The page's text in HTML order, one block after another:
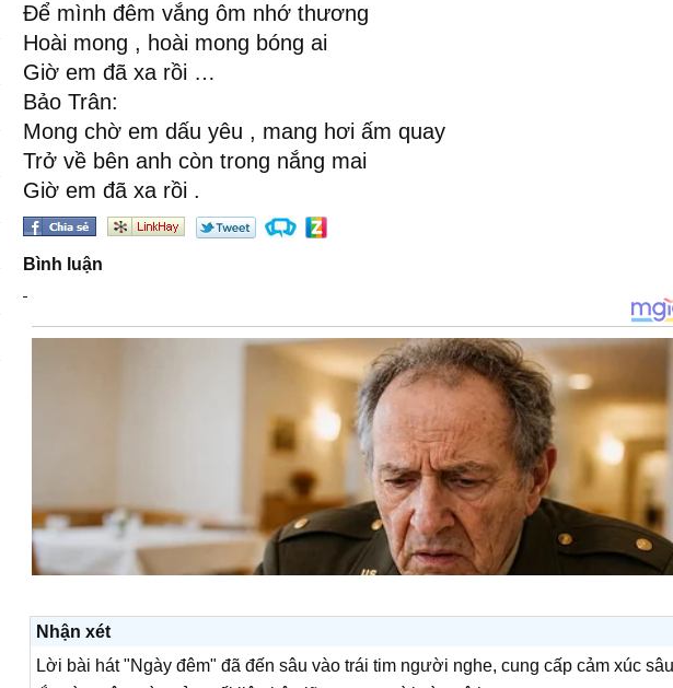
Để mình đêm vắng ôm nhớ thương
Hoài mong , hoài mong bóng ai
Giờ em đã xa rồi …
Bảo Trân:
Mong chờ em dấu yêu , mang hơi ấm quay
Trở về bên anh còn trong nắng mai
Giờ em đã xa rồi .
Bình luận
Nhận xét
Lời bài hát "Ngày đêm" đã đến sâu vào trái tim người nghe, cung cấp cảm xúc sâu